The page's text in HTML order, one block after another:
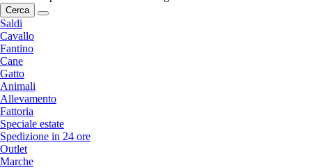
Cerca
Saldi
Cavallo
Fantino
Cane
Gatto
Animali
Allevamento
Fattoria
Speciale estate
Spedizione in 24 ore
Outlet
Marche